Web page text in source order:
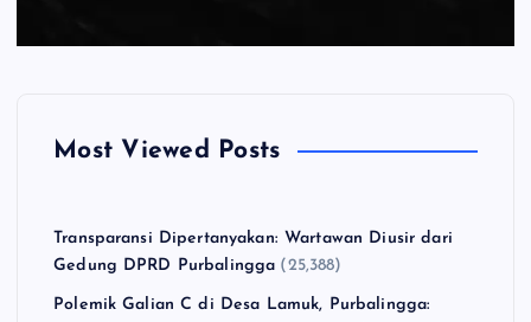
Most Viewed Posts
Transparansi Dipertanyakan: Wartawan Diusir dari
Gedung DPRD Purbalingga (25,388)
Polemik Galian C di Desa Lamuk, Purbalingga: